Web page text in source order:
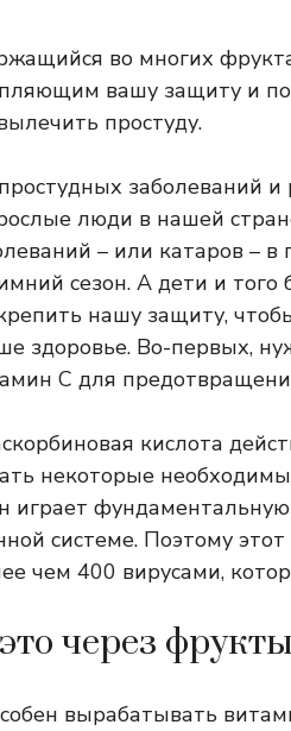
во многих
вашу защиту и
простуду.
заболеваний
люди в нашей
– или катаров –
сезон. А дети и
нашу защиту,
здоровье. Во-первых,
С для
кислота
некоторые
играет
системе. Поэтому
чем 400 вирусами,
через
вырабатывать